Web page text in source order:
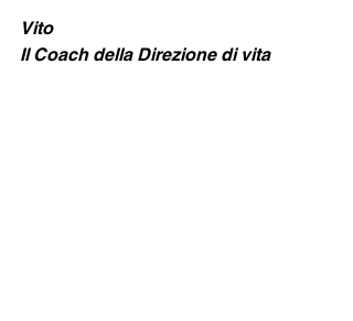
Vito
Il Coach della Direzione di vita